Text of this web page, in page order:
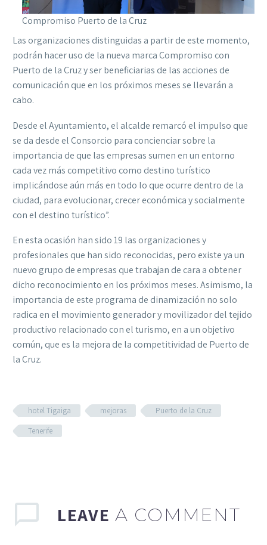
Compromiso Puerto de la Cruz
Las organizaciones distinguidas a partir de este momento,
podrán hacer uso de la nueva marca Compromiso con
Puerto de la Cruz y ser beneficiarias de las acciones de
comunicación que en los próximos meses se llevarán a
cabo.
Desde el Ayuntamiento, el alcalde remarcó el impulso que
se da desde el Consorcio para concienciar sobre la
importancia de que las empresas sumen en un entorno
cada vez más competitivo como destino turístico
implicándose aún más en todo lo que ocurre dentro de la
ciudad, para evolucionar, crecer económica y socialmente
con el destino turístico”.
En esta ocasión han sido 19 las organizaciones y
profesionales que han sido reconocidas, pero existe ya un
nuevo grupo de empresas que trabajan de cara a obtener
dicho reconocimiento en los próximos meses. Asimismo, la
importancia de este programa de dinamización no solo
radica en el movimiento generador y movilizador del tejido
productivo relacionado con el turismo, en a un objetivo
común, que es la mejora de la competitividad de Puerto de
la Cruz.
hotel Tigaiga mejoras
Puerto de la Cruz
Tenerife
LEAVE A COMMENT